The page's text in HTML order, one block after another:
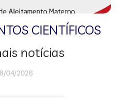
CIENTÍFICOS
notícias
04/2026